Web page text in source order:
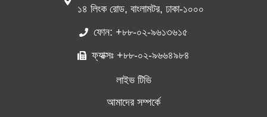
১৪ লিংক রোড, বাংলামটর, ঢাকা-১০০০
ফোন: +৮৮-০২-৯৬১৩৬১৫
ফ্যাক্সঃ +৮৮-০২-৯৬৬৪৯৮৪
লাইভ টিভি
আমাদের সম্পর্কে